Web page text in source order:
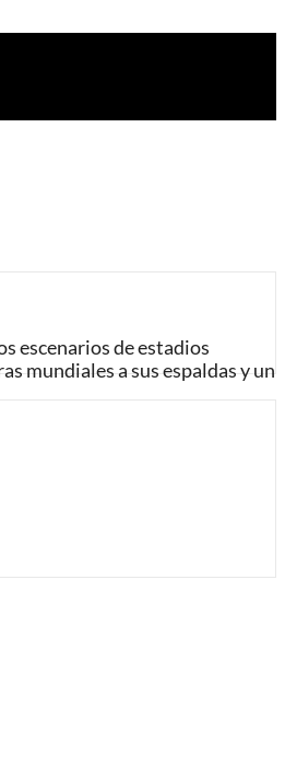
escenarios de estadios
mundiales a sus espaldas y un